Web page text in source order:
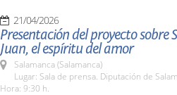
21/04/2026
Presentación del proyecto sobre
Juan, el espíritu del amor
Salamanca (Salamanca)
Lugar: Sala de prensa. Diputación de
Hora: 9:30 h.